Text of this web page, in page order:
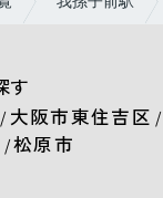
す
/ 大阪市東住吉区 /
/松原市